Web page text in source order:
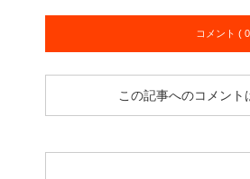
コメント (
この記事へのコメント